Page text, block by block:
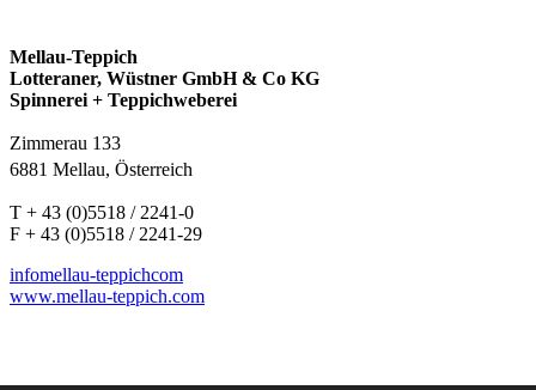
Mellau-Teppich
Lotteraner, Wüstner GmbH & Co KG
Spinnerei + Teppichweberei
Zimmerau 133
6881 Mellau, Österreich
T + 43 (0)5518 / 2241-0
F + 43 (0)5518 / 2241-29
infomellau-teppichcom
www.mellau-teppich.com